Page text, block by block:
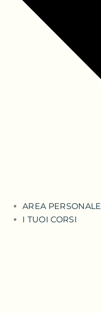
AREA PERSONALE
I TUOI CORSI